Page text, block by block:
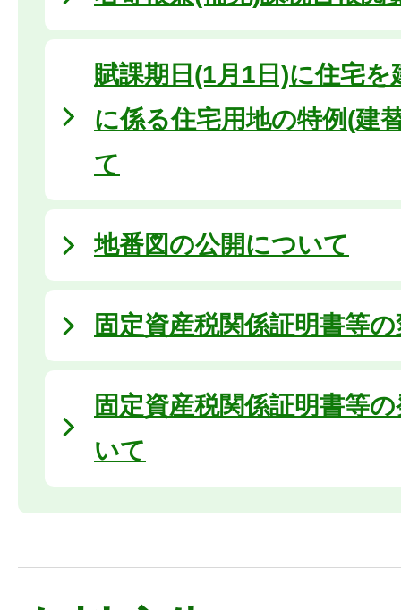
賦課期日(1月1日)に住宅を
に係る住宅用地の特例(建
て
地番図の公開について
固定資産税関係証明書等
固定資産税関係証明書等
いて